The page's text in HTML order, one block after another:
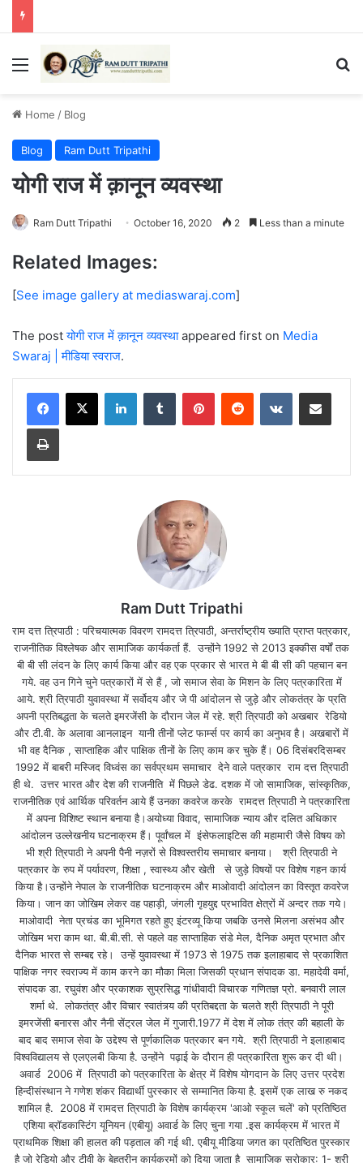
Menu
Home / Blog
Blog Ram Dutt Tripathi
योगी राज में क़ानून व्यवस्था
Ram Dutt Tripathi October 16, 2020 2 Less than a minute
Related Images:
[See image gallery at mediaswaraj.com]
The postयोगी राज में क़ानून व्यवस्थाappeared first on Media
Swaraj | मीडिया स्वराज.
LinkedInTumblr PinterestReddit VKontakteShare via Email
Print
Ram Dutt Tripathi
राम दत्त त्रिपाठी : परिचयात्मक विवरण रामदत्त त्रिपाठी, अन्तर्राष्ट्रीय ख्याति प्राप्त पत्रकार,
राजनीतिक विश्लेषक और सामाजिक कार्यकर्ता हैं. उन्होंने 1992 से 2013 इक्कीस वर्षों तक
बी बी सी लंदन के लिए कार्य किया और वह एक प्रकार से भारत मे बी बी सी की पहचान बन
गये. वह उन गिने चुने पत्रकारों में से हैं , जो समाज सेवा के मिशन के लिए पत्रकारिता में
आये. श्री त्रिपाठी युवावस्था में सर्वोदय और जे पी आंदोलन से जुड़े और लोकतंत्र के प्रति
अपनी प्रतिबद्धता के चलते इमरजेंसी के दौरान जेल में रहे. श्री त्रिपाठी को अखबार रेडियो
और टी.वी. के अलावा आनलाइन यानी तीनों प्लेट फार्म्स पर कार्य का अनुभव है। अखबारों में
भी वह दैनिक , साप्ताहिक और पाक्षिक तीनों के लिए काम कर चुके हैं। 06 दिसंबरदिसम्बर
1992 में बाबरी मस्जिद विध्वंस का सर्वप्रथम समाचार देने वाले पत्रकार राम दत्त त्रिपाठी
ही थे. उत्तर भारत और देश की राजनीति में पिछले डेढ. दशक में जो सामाजिक, सांस्कृतिक,
राजनीतिक एवं आर्थिक परिवर्तन आये हैं उनका कवरेज करके रामदत्त त्रिपाठी ने पत्रकारिता
में अपना विशिष्ट स्थान बनाया है।अयोध्या विवाद, सामाजिक न्याय और दलित अधिकार
आंदोलन उल्लेखनीय घटनाक्रम हैं। पूर्वांचल में इंसेफलाइटिस की महामारी जैसे विषय को
भी श्री त्रिपाठी ने अपनी पैनी नज़रों से विश्वस्तरीय समाचार बनाया। श्री त्रिपाठी ने
पत्रकार के रुप में पर्यावरण, शिक्षा , स्वास्थ्य और खेती से जुड़े विषयों पर विशेष गहन कार्य
किया है।उन्होंने नेपाल के राजनीतिक घटनाक्रम और माओवादी आंदोलन का विस्तृत कवरेज
किया। जान का जोखिम लेकर वह पहाड़ी, जंगली गृहयुद्द प्रभावित क्षेत्रों में अन्दर तक गये।
माओवादी नेता प्रचंड का भूमिगत रहते हुए इंटरव्यू किया जबकि उनसे मिलना असंभव और
जोखिम भरा काम था. बी.बी.सी. से पहले वह साप्ताहिक संडे मेल, दैनिक अमृत प्रभात और
दैनिक भारत से सम्बद्द रहे। उन्हें युवावस्था में 1973 से 1975 तक इलाहाबाद से प्रकाशित
पाक्षिक नगर स्वराज्य में काम करने का मौका मिला जिसकी प्रधान संपादक डा. महादेवी वर्मा,
संपादक डा. रघुवंश और प्रकाशक सुप्रसिद्ध गांधीवादी विचारक गणितज्ञ प्रो. बनवारी लाल
शर्मा थे. लोकतंत्र और विचार स्वातंत्र्य की प्रतिबद्दता के चलते श्री त्रिपाठी ने पूरी
इमरजेंसी बनारस और नैनी सेंट्रल जेल में गुजारी.1977 में देश में लोक तंत्र की बहाली के
बाद बाद समाज सेवा के उद्देश्य से पूर्णकालिक पत्रकार बन गये. श्री त्रिपाठी ने इलाहाबाद
विश्वविद्यालय से एलएलबी किया है. उन्होंने पढ़ाई के दौरान ही पत्रकारिता शुरू कर दी थी।
अवार्ड 2006 में त्रिपाठी को पत्रकारिता के क्षेत्र में विशेष योगदान के लिए उत्तर प्रदेश
हिन्दीसंस्थान ने गणेश शंकर विद्यार्थी पुरस्कार से सम्मानित किया है. इसमें एक लाख रु नकद
शामिल है. 2008 में रामदत्त त्रिपाठी के विशेष कार्यक्रम 'आओ स्कूल चलें' को प्रतिष्ठित
एशिया ब्रॉडकास्टिंग यूनियन (एबीयू) अवार्ड के लिए चुना गया .इस कार्यक्रम में भारत में
प्राथमिक शिक्षा की हालत की पड़ताल की गई थी. एबीयू मीडिया जगत का प्रतिष्ठित पुरस्कार
है जो रेडियो और टीवी के बेहतरीन कार्यक्रमों को दिया जाता है सामाजिक सरोकार: 1- श्री